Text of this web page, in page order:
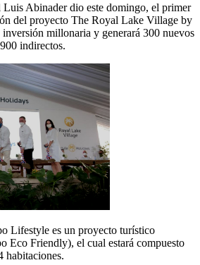
Abinader dio este domingo, el primer
del proyecto The Royal Lake Village by
millonaria y generará 300 nuevos
indirectos.
Lifestyle es un proyecto turístico
Eco Friendly), el cual estará compuesto
habitaciones.